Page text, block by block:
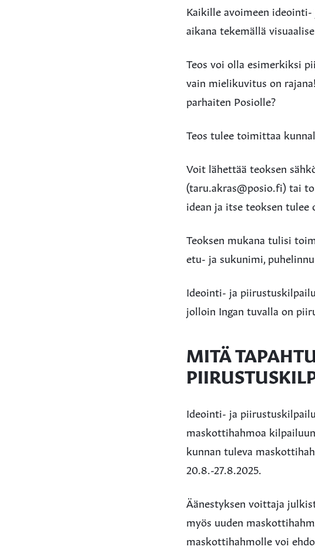
Kaikille avoimeen ideointi-
aikana tekemällä
Teos voi olla esimerkiksi
vain mielikuvitus on
parhaiten Posiolle?
Teos tulee toimittaa
Voit lähettää teoksen
(taru.akras@posio.fi) tai
idean ja itse teoksen
Teoksen mukana tulisi
etu- ja sukunimi,
Ideointi- ja
jolloin Ingan tuvalla on
MITÄ
Ideointi- ja
maskottihahmoa
kunnan tuleva
20.8.-27.8.2025.
Äänestyksen voittaja
myös uuden
maskottihahmolle voi